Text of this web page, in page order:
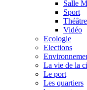
Salle
Sport
Vidéo
Ecologie
Elections
La vie de la
Le port
Les quartiers